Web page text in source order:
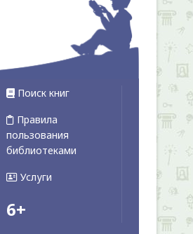
Поиск книг
Правила
пользования
библиотеками
Услуги
6+